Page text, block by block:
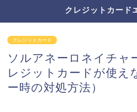
クレジットカード
クレジットカード
ソルアネーロネイチャ
レジットカードが使え
ー時の対処方法）